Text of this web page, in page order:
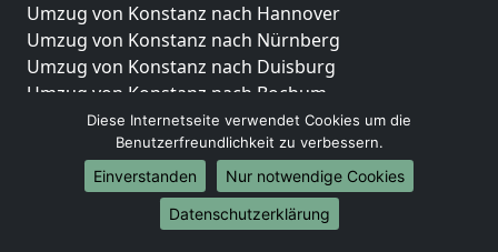
Umzug von Konstanz nach Hannover
Umzug von Konstanz nach Nürnberg
Umzug von Konstanz nach Duisburg
Umzug von Konstanz nach Bochum
Umzug von Konstanz nach Wuppertal
Umzug von Konstanz nach Bielefeld
Umzug von Konstanz nach Bonn
Umzug von Konstanz nach Münster
Diese Internetseite verwendet Cookies um die
Benutzerfreundlichkeit zu verbessern.
Einverstanden
Nur notwendige Cookies
Datenschutzerklärung